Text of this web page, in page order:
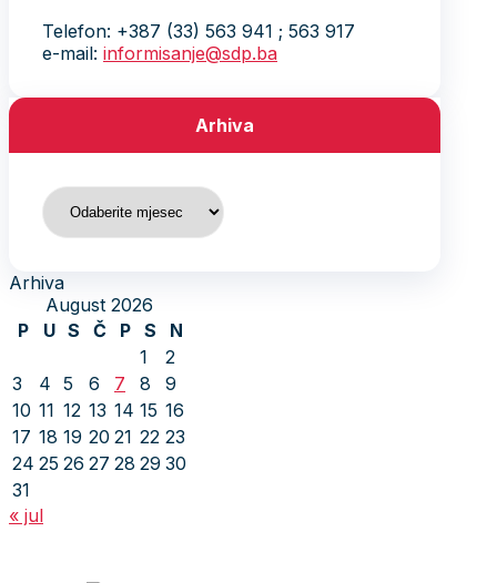
Telefon: +387 (33) 563 941 ; 563 917
e-mail: informisanje@sdp.ba
Arhiva
Arhiva
Arhiva
August 2026
P
U S Č P S
N
1
2
3
4 5 6 7 8
9
10 11 12 13 14 15 16
17 18 19 20 21 22 23
24 25 26 27 28 29 30
31
« jul